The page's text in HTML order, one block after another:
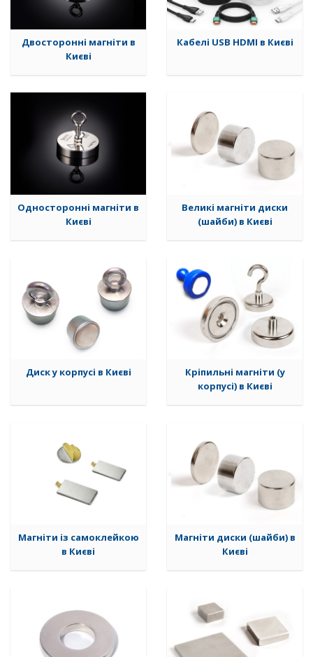
Двосторонні магніти в
Києві
Кабелі USB HDMI в Києві
Односторонні магніти в
Києві
Великі магніти диски
(шайби) в Києві
Диск у корпусі в Києві
Кріпильні магніти (у
корпусі) в Києві
Магніти із самоклейкою
в Києві
Магніти диски (шайби) в
Києві